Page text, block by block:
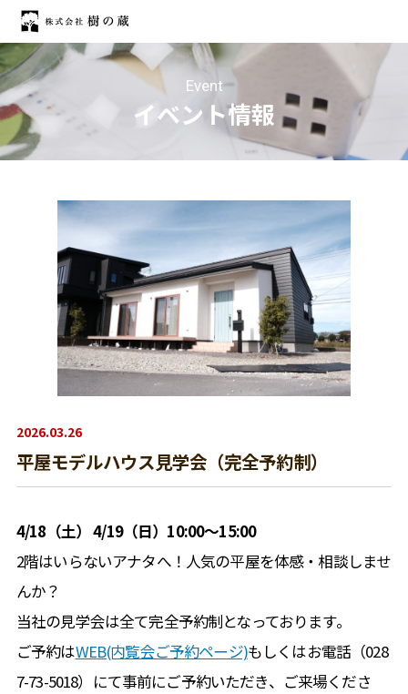
Event
イベント情報
2026.03.26
平屋モデルハウス見学会（完全予約制）
4/18（土） 4/19（日）10:00～15:00
2階はいらないアナタへ！人気の平屋を体感・相談しませ
んか？
当社の見学会は全て完全予約制となっております。
ご予約はWEB(内覧会ご予約ページ)もしくはお電話（028
7-73-5018）にて事前にご予約いただき、ご来場くださ